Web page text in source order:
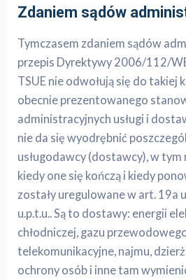
Zdaniem sądów
Tymczasem zdaniem sądów
przepis Dyrektywy 2006/112/
TSUE nie odwołują się do takiej
obecnie prezentowanego
administracyjnych usługi i
nie da się wyodrębnić
usługodawcy (dostawcy), w tym
kiedy one się kończą i kiedy
zostały uregulowane w art. 19a
u.p.t.u.. Są to dostawy: energii
chłodniczej, gazu
telekomunikacyjne, najmu,
ochrony osób i inne tam